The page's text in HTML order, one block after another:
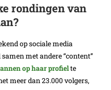
rondingen van
op sociale media
met andere “content”
op haar profielte
meer dan 23.000 volgers,